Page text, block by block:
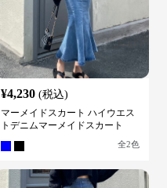
¥4,230 (税込)
マーメイドスカート ハイウエス
トデニムマーメイドスカート
全2色